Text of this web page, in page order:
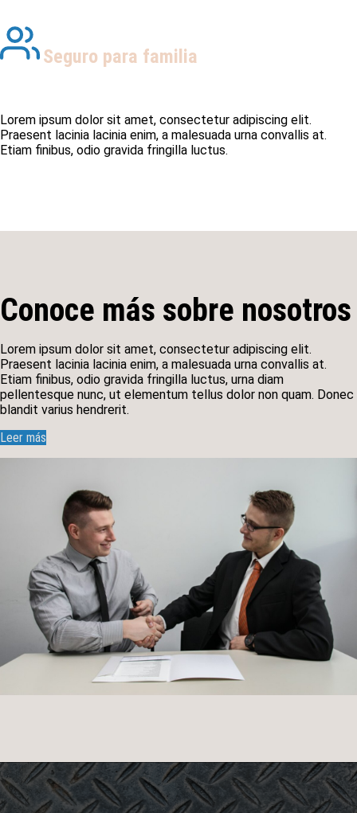
Seguro para familia
Lorem ipsum dolor sit amet, consectetur adipiscing elit.
Praesent lacinia lacinia enim, a malesuada urna convallis at.
Etiam finibus, odio gravida fringilla luctus.
Conoce más sobre nosotros
Lorem ipsum dolor sit amet, consectetur adipiscing elit.
Praesent lacinia lacinia enim, a malesuada urna convallis at.
Etiam finibus, odio gravida fringilla luctus, urna diam
pellentesque nunc, ut elementum tellus dolor non quam. Donec
blandit varius hendrerit.
Leer más